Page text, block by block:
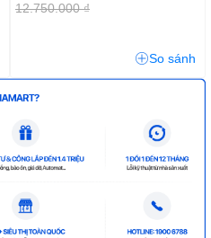
12.750.000 ₫
So sánh